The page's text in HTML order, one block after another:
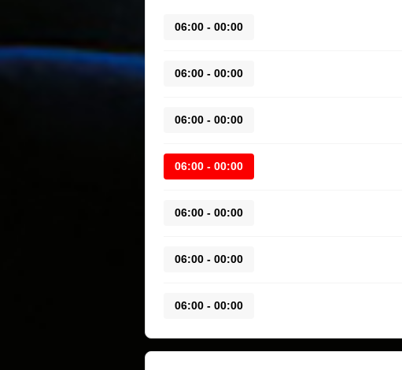
00:00 - 06:00
00:00 - 06:00
00:00 - 06:00
00:00 - 06:00
00:00 - 06:00
00:00 - 06:00
00:00 - 06:00